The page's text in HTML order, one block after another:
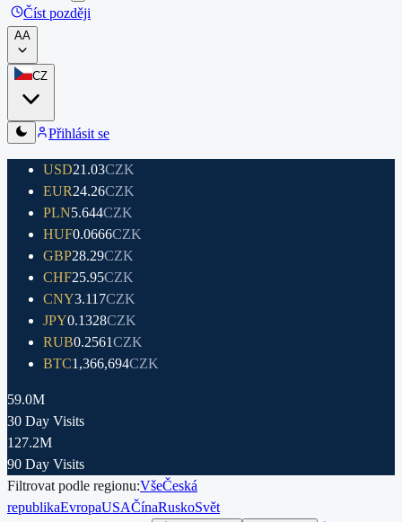
Číst později
AA
CZ
Přihlásit se
USD21.03CZK
EUR24.26CZK
PLN5.644CZK
HUF0.0666CZK
GBP28.29CZK
CHF25.95CZK
CNY3.117CZK
JPY0.1328CZK
RUB0.2561CZK
BTC1,366,694CZK
59.0M
30 Day Visits
127.2M
90 Day Visits
Filtrovat podle regionu:VšeČeská
republikaEvropaUSAČínaRuskoSvět